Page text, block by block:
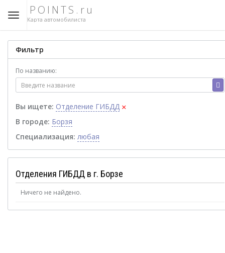
POINTS.ru
Карта автомобилиста
Фильтр
По названию:
Вы ищете: Отделение ГИБДД ×
В городе: Борзя
Специализация: любая
Отделения ГИБДД в г. Борзе
Ничего не найдено.